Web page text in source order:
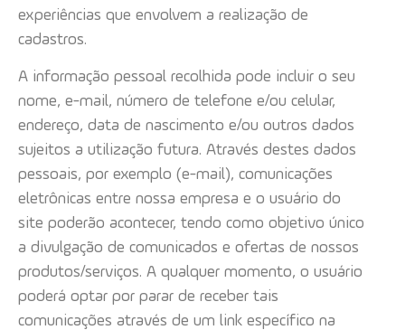
experiências que envolvem a realização de
cadastros.
A informação pessoal recolhida pode incluir o seu
nome, e-mail, número de telefone e/ou celular,
endereço, data de nascimento e/ou outros dados
sujeitos a utilização futura. Através destes dados
pessoais, por exemplo (e-mail), comunicações
eletrônicas entre nossa empresa e o usuário do
site poderão acontecer, tendo como objetivo único
a divulgação de comunicados e ofertas de nossos
produtos/serviços. A qualquer momento, o usuário
poderá optar por parar de receber tais
comunicações através de um link específico na